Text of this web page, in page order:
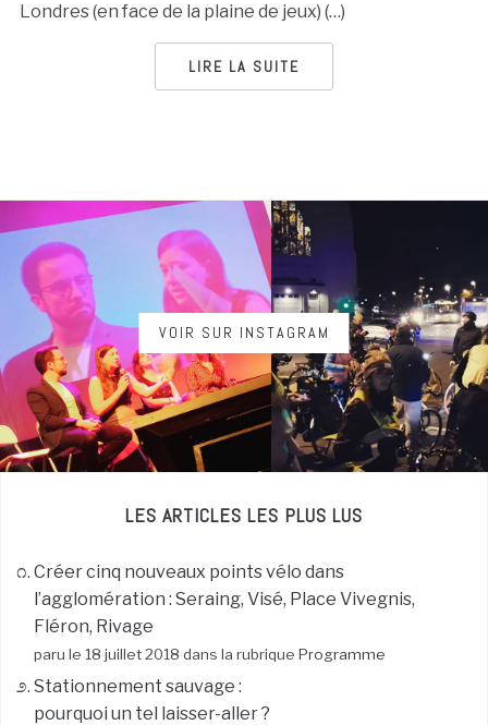
Londres (en face de la plaine de jeux) (…)
LIRE LA SUITE
VOIR SUR INSTAGRAM
LES ARTICLES LES PLUS LUS
Créer cinq nouveaux points vélo dans
l’agglomération : Seraing, Visé, Place Vivegnis,
Fléron, Rivage
paru le 18 juillet 2018 dans la rubrique Programme
Stationnement sauvage :
pourquoi un tel laisser-aller ?